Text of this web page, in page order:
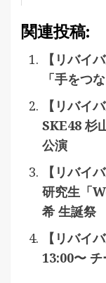
関連投稿:
【リバイ
「手をつ
【リバイ
SKE48 杉
公演
【リバイ
研究生「
希 生誕祭
【リバイ
13:00〜